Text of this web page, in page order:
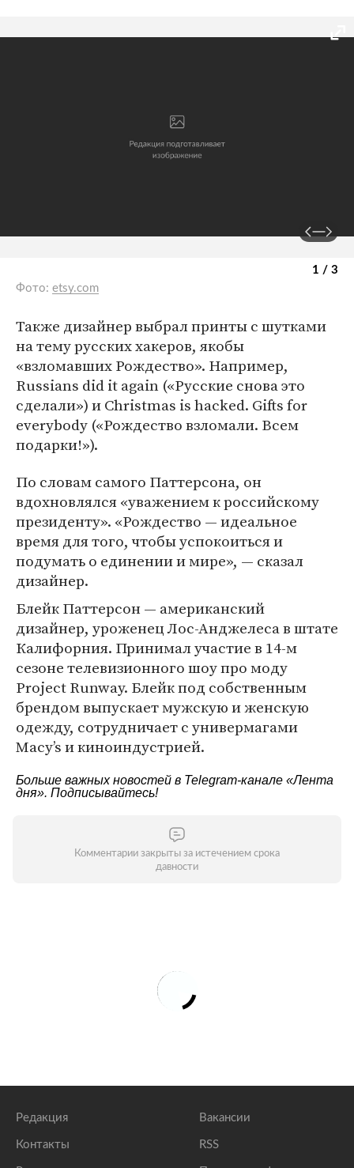
1 / 3
Фото: etsy.com
Также дизайнер выбрал принты с шутками
на тему русских хакеров, якобы
«взломавших Рождество». Например,
Russians did it again («Русские снова это
сделали») и Christmas is hacked. Gifts for
everybody («Рождество взломали. Всем
подарки!»).
По словам самого Паттерсона, он
вдохновлялся «уважением к российскому
президенту». «Рождество — идеальное
время для того, чтобы успокоиться и
подумать о единении и мире», — сказал
дизайнер.
Блейк Паттерсон — американский
дизайнер, уроженец Лос-Анджелеса в штате
Калифорния. Принимал участие в 14-м
сезоне телевизионного шоу про моду
Project Runway. Блейк под собственным
брендом выпускает мужскую и женскую
одежду, сотрудничает с универмагами
Macy’s и киноиндустрией.
Больше важных новостей в Telegram-канале «Лента
дня». Подписывайтесь!
Комментарии закрыты за истечением срока
давности
Редакция
Контакты
Вакансии
RSS